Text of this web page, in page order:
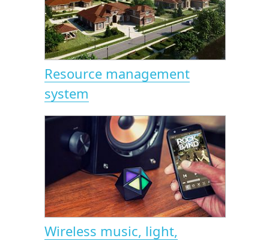
Resource management
system
Wireless music, light,